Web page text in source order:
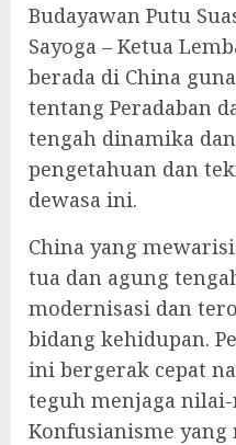
Budayawan Putu
Sayoga – Ketua
berada di China
tentang Peradaban
tengah dinamika
pengetahuan dan
dewasa ini.
China yang
tua dan agung
modernisasi dan
bidang kehidupan.
ini bergerak cepat
teguh menjaga
Konfusianisme yang